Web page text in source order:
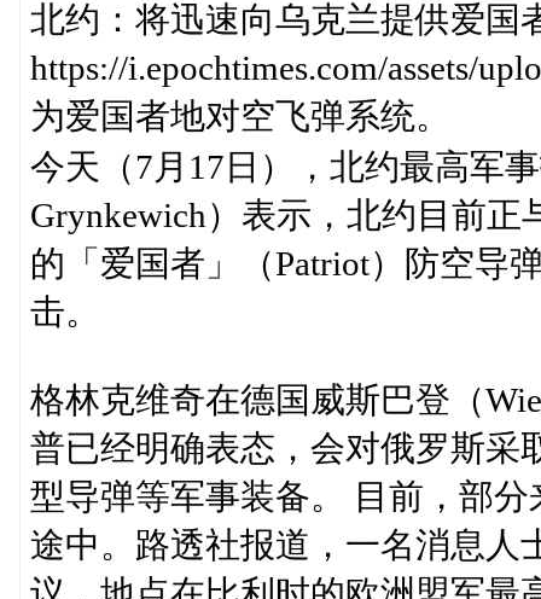
北约：将迅速向乌克兰提供爱国
https://i.epochtimes.com/assets/
为爱国者地对空飞弹系统。
今天（7月17日），北约最高军
Grynkewich）表示，北约目前
的「爱国者」（Patriot）防空导
击。
格林克维奇在德国威斯巴登（
普已经明确表态，会对俄罗斯采
型导弹等军事装备。 目前，部
途中。路透社报道，一名消息人